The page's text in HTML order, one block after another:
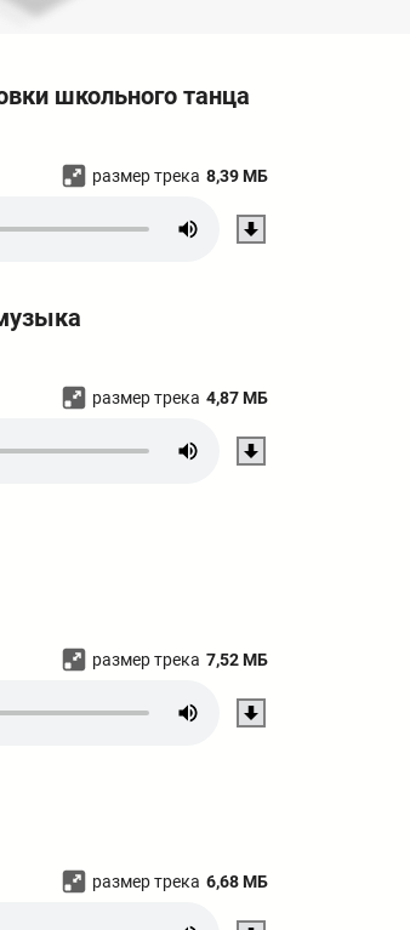
школьного танца
размер трека 8,39 МБ
размер трека 4,87 МБ
размер трека 7,52 МБ
размер трека 6,68 МБ